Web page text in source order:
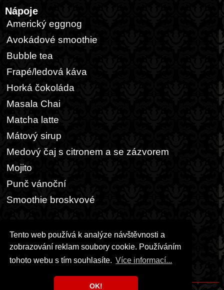
Tento web používá k analýze návštěvnosti a
zobrazování reklam soubory cookie. Používáním
tohoto webu s tím souhlasíte. Více informací...
OK!
Nápoje
Americký eggnog
Avokádové smoothie
Bubble tea
Frapé/ledová káva
Horká čokoláda
Masala Chai
Matcha latte
Mátový sirup
Medový čaj s citronem a se zázvorem
Mojito
Punč vánoční
Smoothie broskvové
Kaše a müsli
Pšenično-žitný chleba